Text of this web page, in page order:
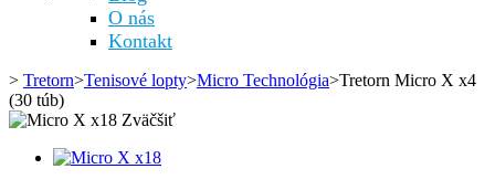
O nás
Kontakt
> Tretorn>Tenisové lopty>Micro Technológia>Tretorn Micro X x4
(30 túb)
Zväčšiť